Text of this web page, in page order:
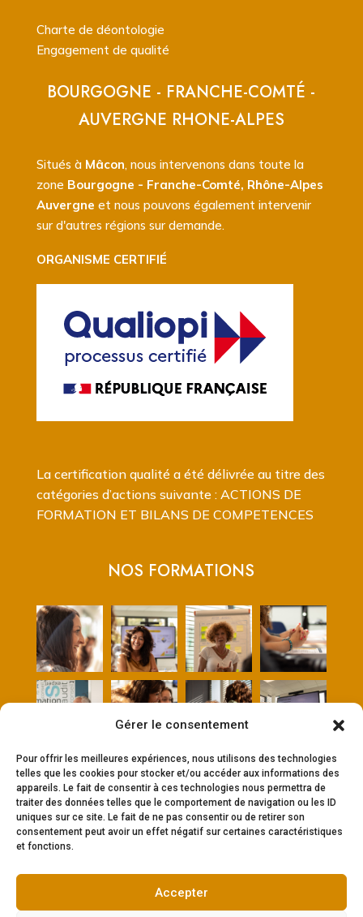
Gérer le consentement
Pour offrir les meilleures expériences, nous utilisons des technologies
telles que les cookies pour stocker et/ou accéder aux informations des
appareils. Le fait de consentir à ces technologies nous permettra de
traiter des données telles que le comportement de navigation ou les ID
uniques sur ce site. Le fait de ne pas consentir ou de retirer son
consentement peut avoir un effet négatif sur certaines caractéristiques
et fonctions.
Accepter
Charte de déontologie
Engagement de qualité
BOURGOGNE - FRANCHE-COMTÉ -
AUVERGNE RHONE-ALPES
Situés à Mâcon, nous intervenons dans toute la
zone Bourgogne - Franche-Comté, Rhône-Alpes
Auvergne et nous pouvons également intervenir
sur d'autres régions sur demande.
ORGANISME CERTIFIÉ
La certification qualité a été délivrée au titre des
catégories d’actions suivante : ACTIONS DE
FORMATION ET BILANS DE COMPETENCES
NOS FORMATIONS
Réglement intérieur
Conditions générales de vente
Copyright © 2023 Compétences & vous. Tous
droits réservés. Conception du site :Encre